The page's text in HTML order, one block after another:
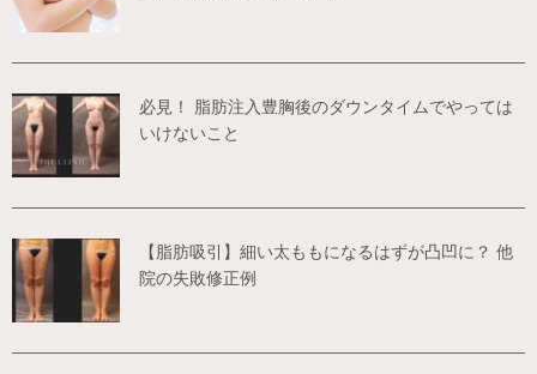
必見！ 脂肪注入豊胸後のダウンタイムでやっては
いけないこと
【脂肪吸引】細い太ももになるはずが凸凹に？ 他
院の失敗修正例